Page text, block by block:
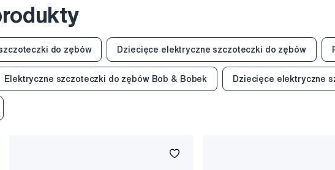
do zębów Dziecięce elektryczne szczoteczki do zębów
Elektryczne szczoteczki do zębów Bob & Bobek Dziecięce elektryczne